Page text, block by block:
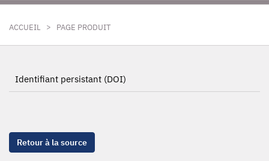
ACCUEIL > PAGE PRODUIT
Identifiant persistant (DOI)
Retour à la source